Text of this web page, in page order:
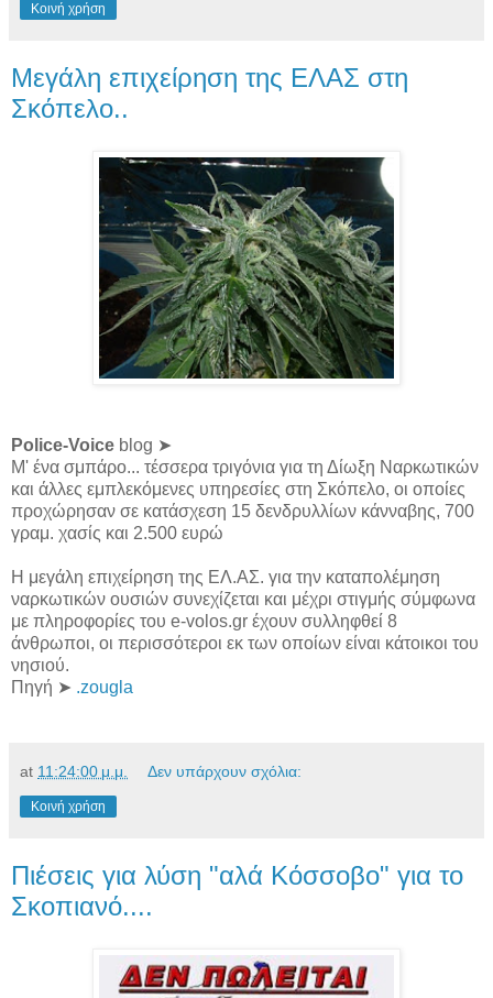
Κοινή χρήση
Μεγάλη επιχείρηση της ΕΛΑΣ στη
Σκόπελο..
Police-Voice blog ➤
Μ' ένα σμπάρο... τέσσερα τριγόνια για τη Δίωξη Ναρκωτικών
και άλλες εμπλεκόμενες υπηρεσίες στη Σκόπελο, οι οποίες
προχώρησαν σε κατάσχεση 15 δενδρυλλίων κάνναβης, 700
γραμ. χασίς και 2.500 ευρώ
Η μεγάλη επιχείρηση της ΕΛ.ΑΣ. για την καταπολέμηση
ναρκωτικών ουσιών συνεχίζεται και μέχρι στιγμής σύμφωνα
με πληροφορίες του e-volos.gr έχουν συλληφθεί 8
άνθρωποι, οι περισσότεροι εκ των οποίων είναι κάτοικοι του
νησιού.
Πηγή ➤ .zougla
at 11:24:00 μ.μ. Δεν υπάρχουν σχόλια:
Κοινή χρήση
Πιέσεις για λύση "αλά Κόσσοβο" για το
Σκοπιανό....